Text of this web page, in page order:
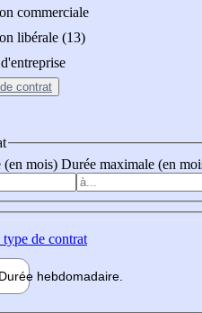
commerciale
libérale (13)
contrat
(en mois) Durée maximale (en
de contrat
Durée hebdomadaire